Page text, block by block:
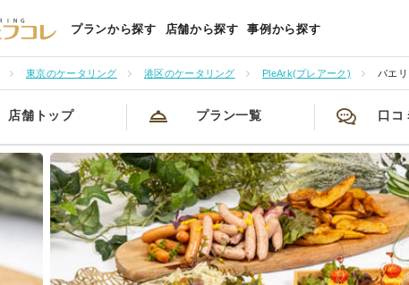
プランから探す 店舗から探す 事例から探す
東京のケータリング 港区のケータリング PleArk(プレアーク) パエ
店舗トップ プラン一覧 口コ